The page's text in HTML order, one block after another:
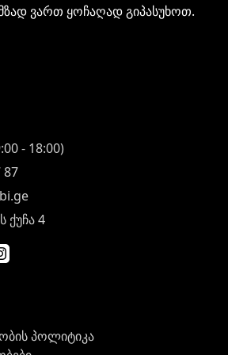
ვართ ყოჩაღად გიპასუხოთ.
- 18:00)
87
ქუჩა 4
პოლიტიკა